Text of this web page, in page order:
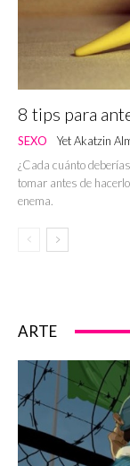
8 tips para
SEXO Yet Akatzin
¿Cada cuánto
tomar antes de
enema.
ARTE